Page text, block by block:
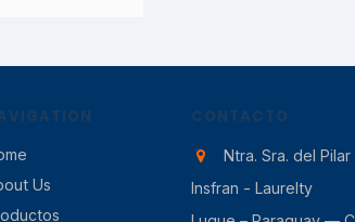
Us
CONTACTO
Ntra. Sra. del Pilar
Insfran - Laurelty